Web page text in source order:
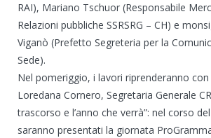
RAI), Mariano Tschuor (Responsabile
Relazioni pubbliche SSRSRG – CH) e
Viganò (Prefetto Segreteria per la
Sede).
Nel pomeriggio, i lavori riprenderanno con
Loredana Cornero, Segretaria Generale
trascorso e l’anno che verrà”: nel corso
saranno presentati la giornata